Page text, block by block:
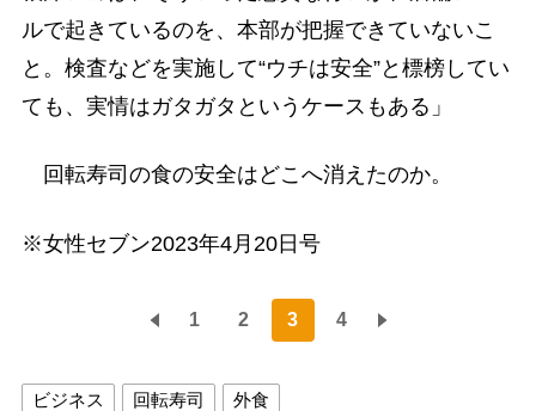
ルで起きているのを、本部が把握できていないこ
と。検査などを実施して“ウチは安全”と標榜してい
ても、実情はガタガタというケースもある」
回転寿司の食の安全はどこへ消えたのか。
※女性セブン2023年4月20日号
1 2 3 4
ビジネス 回転寿司 外食